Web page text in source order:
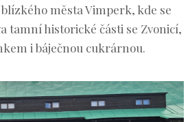
města Vimperk, kde se
tamní historické části se Zvonicí,
i báječnou cukrárnou.